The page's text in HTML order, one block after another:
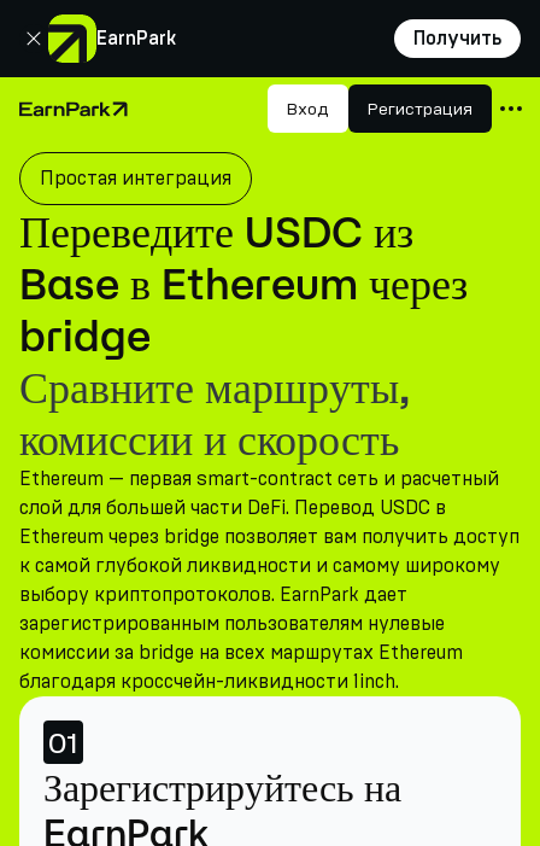
EarnPark Получить
Закрыть
Главная страница Вход Регистрация
Продукты
Рынки
Калькуляторы
Токен PARK
Ресурсы
Компания
Простая интеграция
Переведите USDC из
Base в Ethereum через
bridge
Сравните маршруты,
комиссии и скорость
Ethereum — первая smart-contract сеть и расчетный
слой для большей части DeFi. Перевод USDC в
Ethereum через bridge позволяет вам получить доступ
к самой глубокой ликвидности и самому широкому
выбору криптопротоколов. EarnPark дает
зарегистрированным пользователям нулевые
комиссии за bridge на всех маршрутах Ethereum
благодаря кроссчейн-ликвидности 1inch.
01
Зарегистрируйтесь на
EarnPark